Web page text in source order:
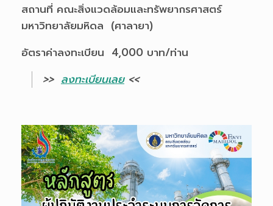
สถานที่ คณะสิ่งแวดล้อมและทรัพยากรศาสตร์
มหาวิทยาลัยมหิดล (ศาลายา)
อัตราค่าลงทะเบียน 4,000 บาท/ท่าน
>> ลงทะเบียนเลย<<